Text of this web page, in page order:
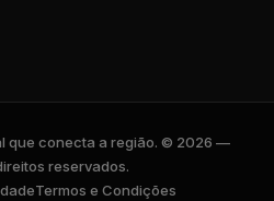
que conecta a região. © 2026 —
reservados.
Termos e Condições